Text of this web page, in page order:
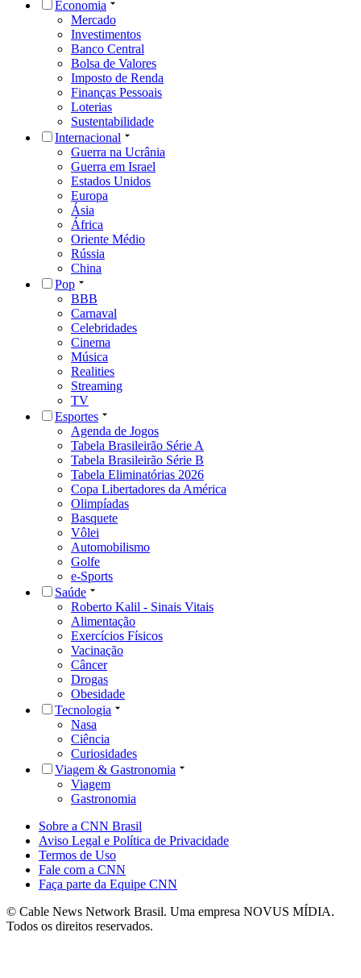
Economia
Mercado
Investimentos
Banco Central
Bolsa de Valores
Imposto de Renda
Finanças Pessoais
Loterias
Sustentabilidade
Internacional
Guerra na Ucrânia
Guerra em Israel
Estados Unidos
Europa
Ásia
África
Oriente Médio
Rússia
China
Pop
BBB
Carnaval
Celebridades
Cinema
Música
Realities
Streaming
TV
Esportes
Agenda de Jogos
Tabela Brasileirão Série A
Tabela Brasileirão Série B
Tabela Eliminatórias 2026
Copa Libertadores da América
Olimpíadas
Basquete
Vôlei
Automobilismo
Golfe
e-Sports
Saúde
Roberto Kalil - Sinais Vitais
Alimentação
Exercícios Físicos
Vacinação
Câncer
Drogas
Obesidade
Tecnologia
Nasa
Ciência
Curiosidades
Viagem & Gastronomia
Viagem
Gastronomia
Sobre a CNN Brasil
Aviso Legal e Política de Privacidade
Termos de Uso
Fale com a CNN
Faça parte da Equipe CNN
© Cable News Network Brasil. Uma empresa NOVUS MÍDIA.
Todos os direitos reservados.